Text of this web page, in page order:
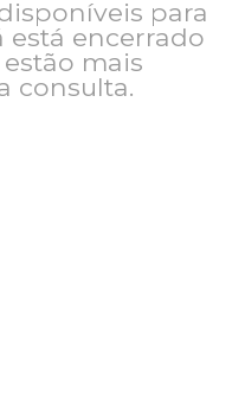
para
está encerrado
mais
consulta.